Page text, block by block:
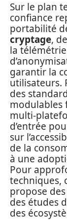
Sur le plan
confiance
portabilité
cryptage,
la
garantir la
utilisateurs.
des
modulables
d’entrée
sur
de la
à une
Pour
techniques,
propose
des études
des